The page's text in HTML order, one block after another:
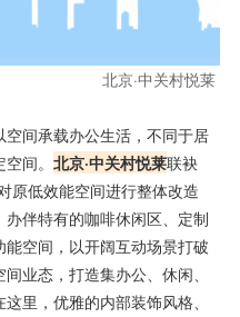
北京·中关村悦莱
间承载办公生活，不同于居
间。 北京·中关村悦莱联袂
原低效能空间进行整体改造
伴特有的咖啡休闲区、定制
空间，以开阔互动场景打破
业态，打造集办公、休闲、
里，优雅的内部装饰风格、